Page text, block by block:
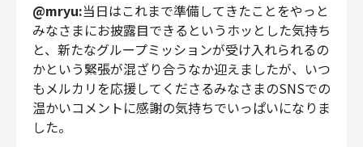
@mryu:当日はこれまで準備してきたことをやっと
みなさまにお披露目できるというホッとした気持ち
と、新たなグループミッションが受け入れられるの
かという緊張が混ざり合うなか迎えましたが、いつ
もメルカリを応援してくださるみなさまのSNSでの
温かいコメントに感謝の気持ちでいっぱいになりま
した。